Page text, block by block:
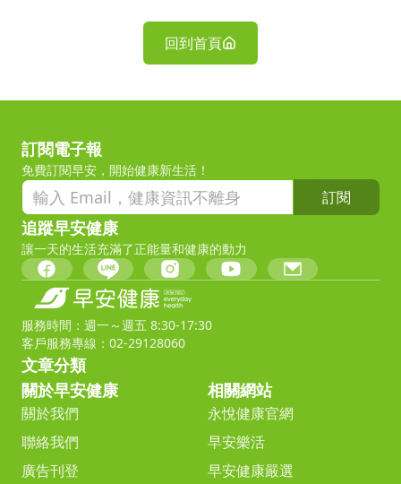
回到首頁
訂閱電子報
免費訂閱早安，開始健康新生活！
訂閱
追蹤早安健康
讓一天的生活充滿了正能量和健康的動力
服務時間：週一～週五 8:30-17:30
客戶服務專線：02-29128060
文章分類
關於早安健康
關於我們
聯絡我們
廣告刊登
相關網站
永悅健康官網
早安樂活
早安健康嚴選